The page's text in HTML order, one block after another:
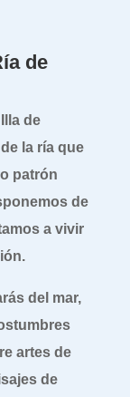
de
de
la ría que
patrón
de
a vivir
del mar,
artes de
de